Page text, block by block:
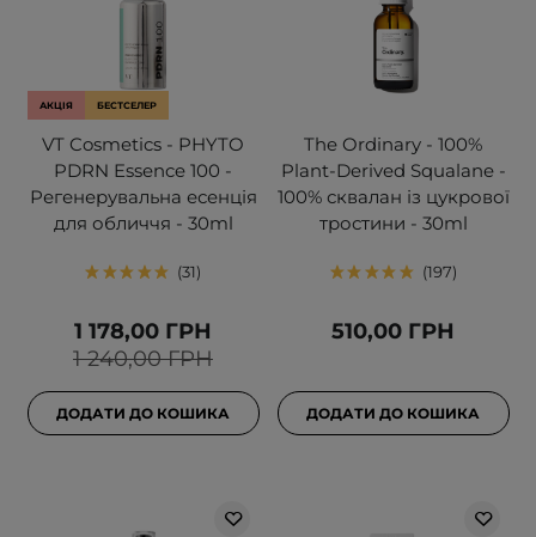
АКЦІЯ БЕСТСЕЛЕР
VT Cosmetics - PHYTO
PDRN Essence 100 -
Регенерувальна есенція
для обличчя - 30ml
31
1 240,00 ГРН
1 178,00 ГРН
ДОДАТИ ДО КОШИКА
The Ordinary - 100%
Plant-Derived Squalane -
100% сквалан із цукрової
тростини - 30ml
197
510,00 ГРН
ДОДАТИ ДО КОШИКА